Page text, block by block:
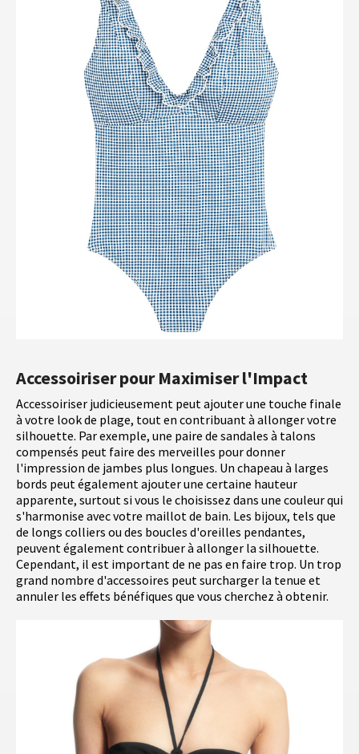
Accessoiriser pour Maximiser l'Impact
Accessoiriser judicieusement peut ajouter une touche finale
à votre look de plage, tout en contribuant à allonger votre
silhouette. Par exemple, une paire de sandales à talons
compensés peut faire des merveilles pour donner
l'impression de jambes plus longues. Un chapeau à larges
bords peut également ajouter une certaine hauteur
apparente, surtout si vous le choisissez dans une couleur qui
s'harmonise avec votre maillot de bain. Les bijoux, tels que
de longs colliers ou des boucles d'oreilles pendantes,
peuvent également contribuer à allonger la silhouette.
Cependant, il est important de ne pas en faire trop. Un trop
grand nombre d'accessoires peut surcharger la tenue et
annuler les effets bénéfiques que vous cherchez à obtenir.